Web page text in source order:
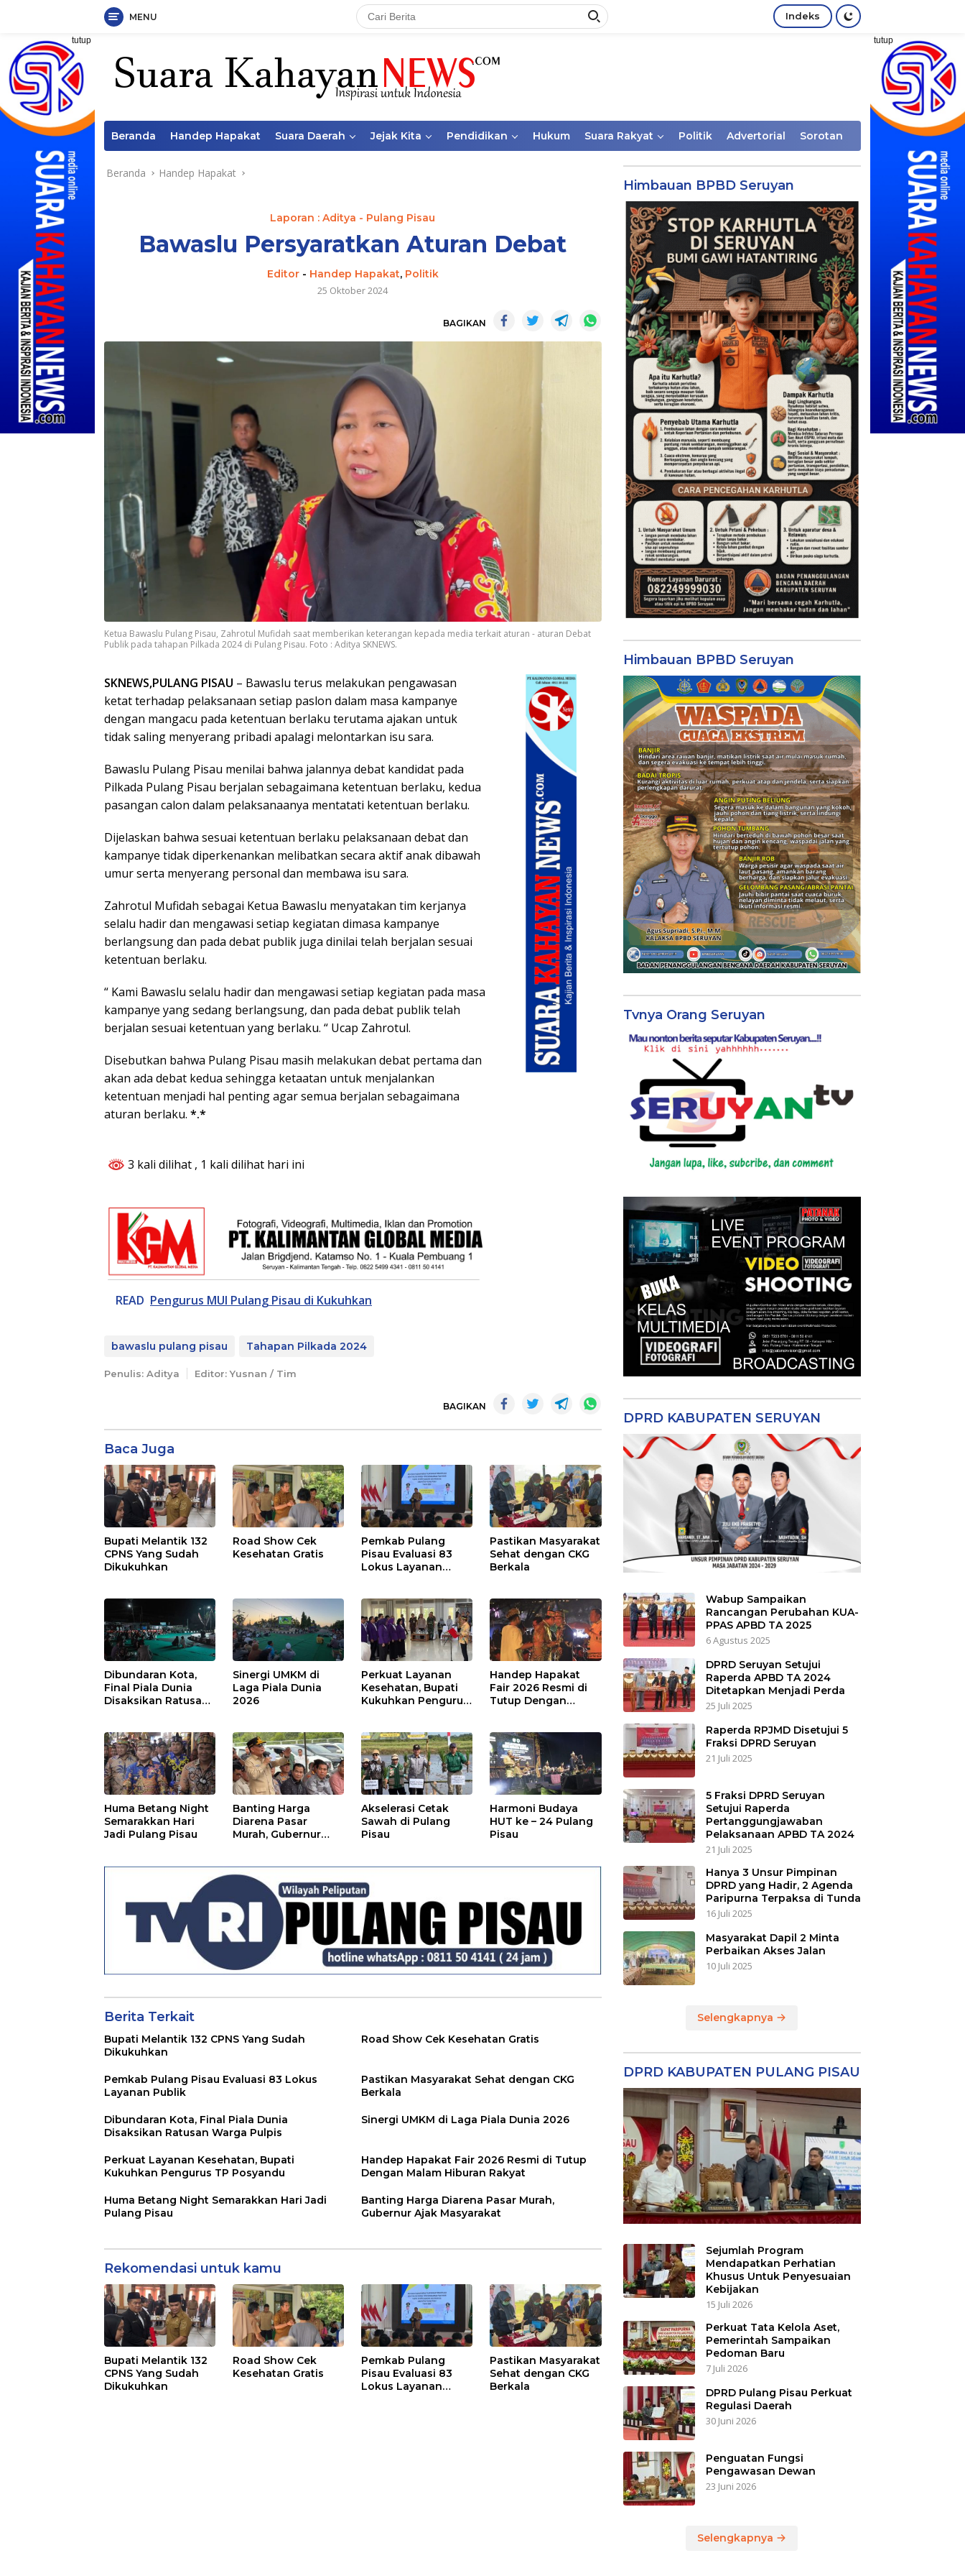
Langsung
konten
MENU Indeks
tutup tutup
Beranda Handep Hapakat Suara Daerah Jejak Kita Pendidikan Hukum Suara Rakyat Politik Advertorial Sorotan
Beranda Handep Hapakat
Laporan : Aditya - Pulang Pisau
Bawaslu Persyaratkan Aturan Debat
Editor- Handep Hapakat, Politik
25 Oktober 2024
BAGIKAN
Ketua Bawaslu Pulang Pisau, Zahrotul Mufidah saat memberikan keterangan kepada media terkait aturan - aturan Debat
Publik pada tahapan Pilkada 2024 di Pulang Pisau. Foto : Aditya SKNEWS.
SKNEWS,PULANG PISAU – Bawaslu terus melakukan pengawasan
ketat terhadap pelaksanaan setiap paslon dalam masa kampanye
dengan mangacu pada ketentuan berlaku terutama ajakan untuk
tidak saling menyerang pribadi apalagi melontarkan isu sara.
Bawaslu Pulang Pisau menilai bahwa jalannya debat kandidat pada
Pilkada Pulang Pisau berjalan sebagaimana ketentuan berlaku, kedua
pasangan calon dalam pelaksanaanya mentatati ketentuan berlaku.
Dijelaskan bahwa sesuai ketentuan berlaku pelaksanaan debat dan
kampanye tidak diperkenankan melibatkan secara aktif anak dibawah
umur serta menyerang personal dan membawa isu sara.
Zahrotul Mufidah sebagai Ketua Bawaslu menyatakan tim kerjanya
selalu hadir dan mengawasi setiap kegiatan dimasa kampanye
berlangsung dan pada debat publik juga dinilai telah berjalan sesuai
ketentuan berlaku.
“ Kami Bawaslu selalu hadir dan mengawasi setiap kegiatan pada masa
kampanye yang sedang berlangsung, dan pada debat publik telah
berjalan sesuai ketentuan yang berlaku. “ Ucap Zahrotul.
Disebutkan bahwa Pulang Pisau masih melakukan debat pertama dan
akan ada debat kedua sehingga ketaatan untuk menjalankan
ketentuan menjadi hal penting agar semua berjalan sebagaimana
aturan berlaku. *.*
3 kali dilihat , 1 kali dilihat hari ini
READ Pengurus MUI Pulang Pisau di Kukuhkan
bawaslu pulang pisau Tahapan Pilkada 2024
Penulis: Aditya Editor: Yusnan / Tim
BAGIKAN
Baca Juga
Bupati Melantik 132
CPNS Yang Sudah
Dikukuhkan
Road Show Cek
Kesehatan Gratis
Pemkab Pulang
Pisau Evaluasi 83
Lokus Layanan
Pastikan Masyarakat
Sehat dengan CKG
Berkala
Dibundaran Kota,
Final Piala Dunia
Disaksikan Ratusan
Sinergi UMKM di
Laga Piala Dunia
2026
Perkuat Layanan
Kesehatan, Bupati
Kukuhkan Pengurus
Handep Hapakat
Fair 2026 Resmi di
Tutup Dengan
Huma Betang Night
Semarakkan Hari
Jadi Pulang Pisau
Banting Harga
Diarena Pasar
Murah, Gubernur
Akselerasi Cetak
Sawah di Pulang
Pisau
Harmoni Budaya
HUT ke – 24 Pulang
Pisau
Berita Terkait
Bupati Melantik 132 CPNS Yang Sudah
Dikukuhkan
Road Show Cek Kesehatan Gratis
Pemkab Pulang Pisau Evaluasi 83 Lokus
Layanan Publik
Pastikan Masyarakat Sehat dengan CKG
Berkala
Dibundaran Kota, Final Piala Dunia
Disaksikan Ratusan Warga Pulpis
Sinergi UMKM di Laga Piala Dunia 2026
Perkuat Layanan Kesehatan, Bupati
Kukuhkan Pengurus TP Posyandu
Handep Hapakat Fair 2026 Resmi di Tutup
Dengan Malam Hiburan Rakyat
Huma Betang Night Semarakkan Hari Jadi
Pulang Pisau
Banting Harga Diarena Pasar Murah,
Gubernur Ajak Masyarakat
Rekomendasi untuk kamu
Bupati Melantik 132
CPNS Yang Sudah
Dikukuhkan
Road Show Cek
Kesehatan Gratis
Pemkab Pulang
Pisau Evaluasi 83
Lokus Layanan
Pastikan Masyarakat
Sehat dengan CKG
Berkala
Himbauan BPBD Seruyan
Himbauan BPBD Seruyan
Tvnya Orang Seruyan
DPRD KABUPATEN SERUYAN
Wabup Sampaikan
Rancangan Perubahan KUA-
PPAS APBD TA 2025
6 Agustus 2025
DPRD Seruyan Setujui
Raperda APBD TA 2024
Ditetapkan Menjadi Perda
25 Juli 2025
Raperda RPJMD Disetujui 5
Fraksi DPRD Seruyan
21 Juli 2025
5 Fraksi DPRD Seruyan
Setujui Raperda
Pertanggungjawaban
Pelaksanaan APBD TA 2024
21 Juli 2025
Hanya 3 Unsur Pimpinan
DPRD yang Hadir, 2 Agenda
Paripurna Terpaksa di Tunda
16 Juli 2025
Masyarakat Dapil 2 Minta
Perbaikan Akses Jalan
10 Juli 2025
Selengkapnya
DPRD KABUPATEN PULANG PISAU
Sejumlah Program
Mendapatkan Perhatian
Khusus Untuk Penyesuaian
Kebijakan
15 Juli 2026
Perkuat Tata Kelola Aset,
Pemerintah Sampaikan
Pedoman Baru
7 Juli 2026
DPRD Pulang Pisau Perkuat
Regulasi Daerah
30 Juni 2026
Penguatan Fungsi
Pengawasan Dewan
23 Juni 2026
Selengkapnya